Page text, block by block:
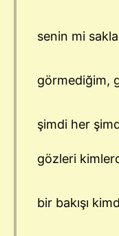
senin mi
görmediğim,
şimdi her
gözleri
bir bakışı